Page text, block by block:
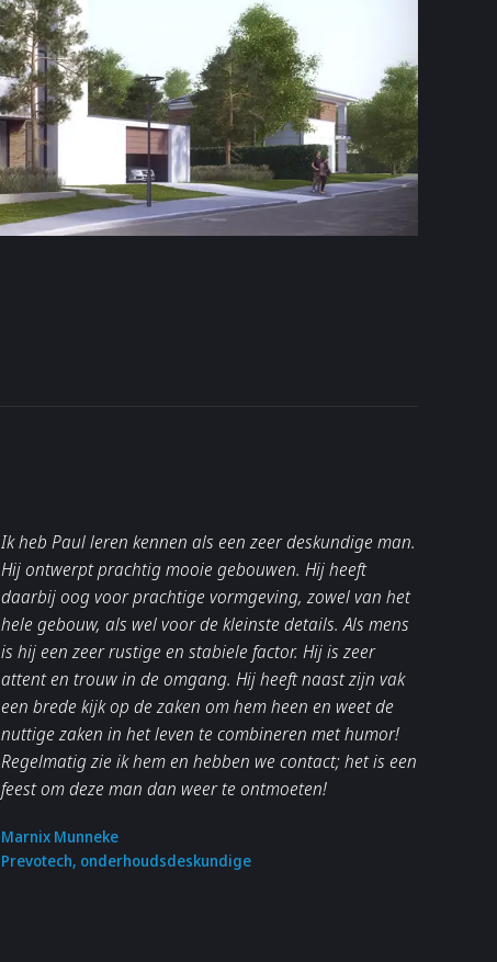
Ik heb Paul leren kennen als een zeer deskundige man.
Hij ontwerpt prachtig mooie gebouwen. Hij heeft
daarbij oog voor prachtige vormgeving, zowel van het
hele gebouw, als wel voor de kleinste details. Als mens
is hij een zeer rustige en stabiele factor. Hij is zeer
attent en trouw in de omgang. Hij heeft naast zijn vak
een brede kijk op de zaken om hem heen en weet de
nuttige zaken in het leven te combineren met humor!
Regelmatig zie ik hem en hebben we contact; het is een
feest om deze man dan weer te ontmoeten!
Marnix Munneke
Prevotech, onderhoudsdeskundige